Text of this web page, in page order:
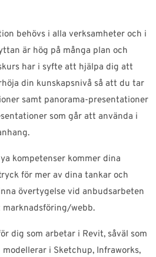
behövs i alla verksamheter och i
är hög på många plan och
har i syfte att hjälpa dig att
din kunskapsnivå så att du tar
samt panorama-presentationer
som går att använda i
kompetenser kommer dina
för mer av dina tankar och
övertygelse vid anbudsarbeten
webb.
dig som arbetar i Revit, såväl som
modellerar i Sketchup, Infraworks,